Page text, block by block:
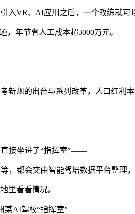
入VR、AI应用之后，一个教练就可
年节省人工成本超3000万元。
规的出台与系列改革，人口红利本
直接坐进了“指挥室”——
都会交由智能驾培数据平台整理，
里看看情况。
某AI驾校“指挥室”